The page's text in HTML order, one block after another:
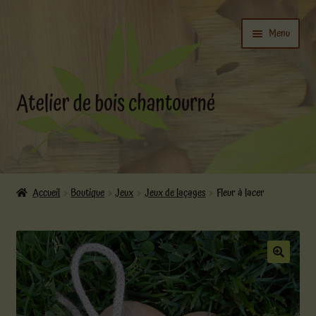
navigation
Menu
Ouvrir
Boutique
le
menu
enfant
Actualités
Accueil Boutique Jeux Jeux de laçages Fleur à lacer